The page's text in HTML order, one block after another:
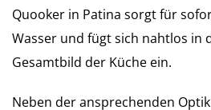
Quooker in Patina sorgt für
Wasser und fügt sich nahtlos in
Gesamtbild der Küche ein.
Neben der ansprechenden